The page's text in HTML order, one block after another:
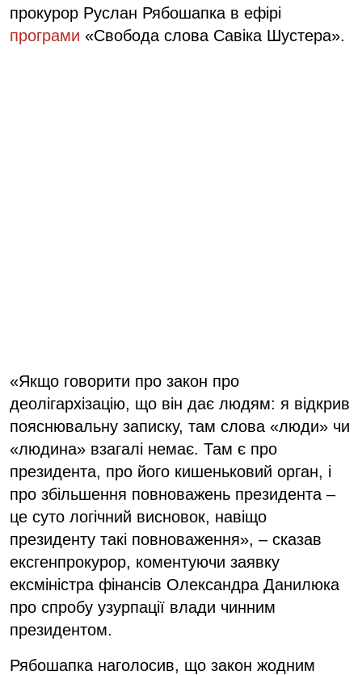
прокурор Руслан Рябошапка в ефірі
програми «Свобода слова Савіка Шустера».
«Якщо говорити про закон про
деолігархізацію, що він дає людям: я відкрив
пояснювальну записку, там слова «люди» чи
«людина» взагалі немає. Там є про
президента, про його кишеньковий орган, і
про збільшення повноважень президента –
це суто логічний висновок, навіщо
президенту такі повноваження», – сказав
ексгенпрокурор, коментуючи заявку
ексміністра фінансів Олександра Данилюка
про спробу узурпації влади чинним
президентом.
Рябошапка наголосив, що закон жодним